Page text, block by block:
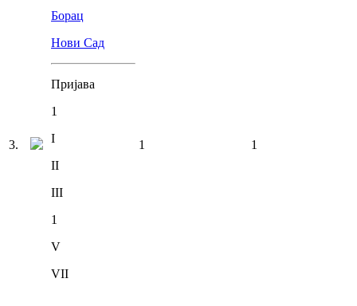
3.
Борац
Нови Сад
Пријава
1
I
II
III
1
V
VII
1 1